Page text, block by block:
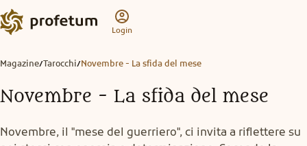
Login
Magazine/Tarocchi/Novembre - La sfida del mese
Novembre - La sfida del mese
Novembre, il "mese del guerriero", ci invita a riflettere su